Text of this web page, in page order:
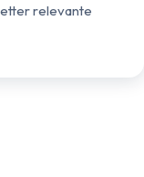
relevante